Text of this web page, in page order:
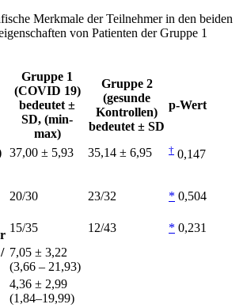
Merkmale der Teilnehmer in den beiden
von Patienten der Gruppe 1
Gruppe 1
(COVID 19)
bedeutet ±
SD, (min-
max)
Gruppe 2
(gesunde
Kontrollen)
bedeutet ± SD
p-Wert
37,00 ± 5,93 35,14 ± 6,95 † 0,147
20/30 23/32 * 0,504
15/35 12/43 * 0,231
7,05 ± 3,22
(3,66 – 21,93)
4,36 ± 2,99
(1,84–19,99)